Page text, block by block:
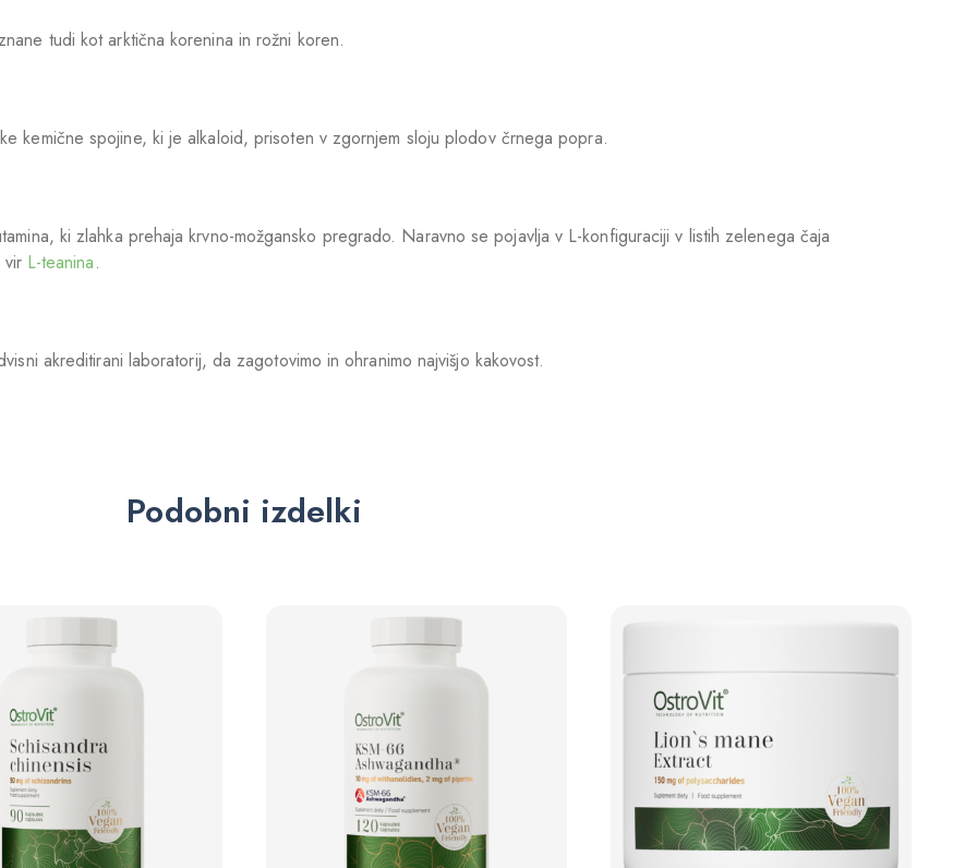
tudi kot arktična korenina in rožni koren.
kemične spojine, ki je alkaloid, prisoten v zgornjem sloju plodov črnega popra.
ki zlahka prehaja krvno-možgansko pregrado. Naravno se pojavlja v L-konfiguraciji v listih zelenega čaja
L-teanina.
akreditirani laboratorij, da zagotovimo in ohranimo najvišjo kakovost.
Podobni izdelki